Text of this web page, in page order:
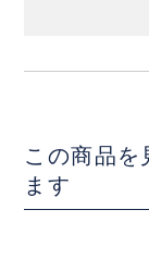
この商品を
ます